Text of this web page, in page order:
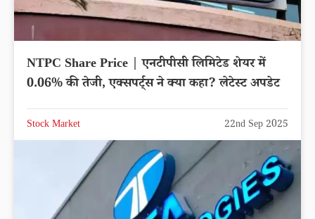
NTPC Share Price | एनटीपीसी लिमिटेड शेयर में
0.06% की तेजी, एक्सपर्ट्स ने क्या कहा? लेटेस्ट अपडेट
Stock Market 22nd Sep 2025